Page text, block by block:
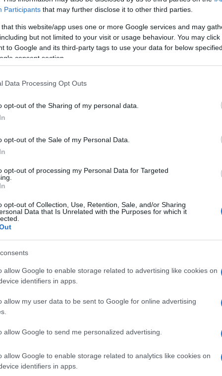
Participants that may further disclose it to other third parties.
that this website/app uses one or more Google services and may
but not limited to your visit or usage behaviour. You may
to Google and its third-party tags to use your data for below
consent section.
Data Processing Opt Outs
opt-out of the Sharing of my personal data.
opt-out of the Sale of my Personal Data.
opt-out of processing my Personal Data for Targeted
opt-out of Collection, Use, Retention, Sale, and/or Sharing
Data that Is Unrelated with the Purposes for which it
allow Google to enable storage related to advertising like cookies on
identifiers in apps.
allow my user data to be sent to Google for online advertising
allow Google to send me personalized advertising.
allow Google to enable storage related to analytics like cookies on
identifiers in apps.
de criptomonedas en España
variedad de plataformas para operar con
y desventajas específicas, adaptadas a diferentes
con 0% de comisión
en pares seleccionados, más
en futuros. Además, proporciona acceso
en una opción atractiva para traders activos e